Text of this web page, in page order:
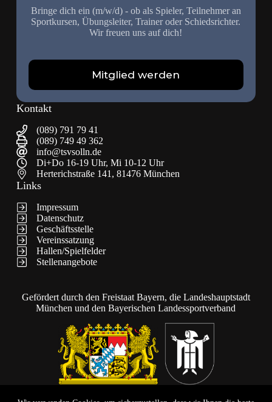
Kontakt
(089) 791 79 41
(089) 749 49 362
info@tsvsolln.de
Di+Do 16-19 Uhr, Mi 10-12 Uhr
Herterichstraße 141, 81476 München
Links
Impressum
Datenschutz
Geschäftsstelle
Vereinssatzung
Hallen/Spielfelder
Stellenangebote
Bringe dich ein (m/w/d) - ob als Spieler, Teilnehmer an
Sportkursen, Übungsleiter, Trainer oder Schiedsrichter.
Wir freuen uns auf dich!
Mitglied werden
Gefördert durch den Freistaat Bayern, die Landeshauptstadt
München und den Bayerischen Landessportverband